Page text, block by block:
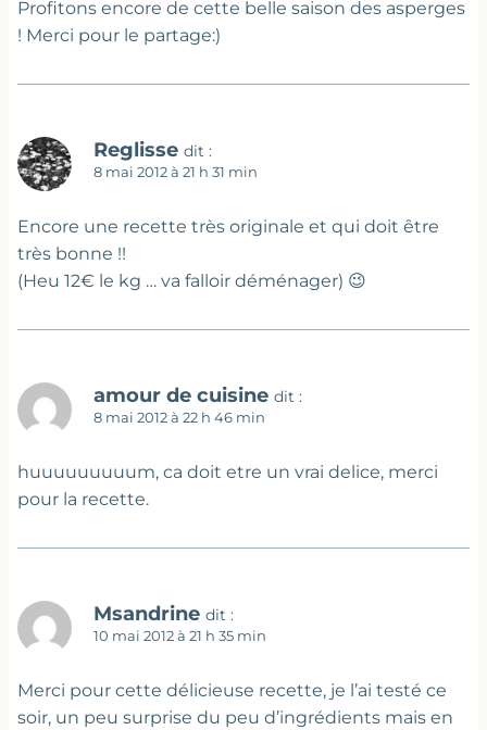
Profitons encore de cette belle saison des asperges
! Merci pour le partage:)
Reglisse dit :
8 mai 2012 à 21 h 31 min
Encore une recette très originale et qui doit être
très bonne !!
(Heu 12€ le kg … va falloir déménager) 😉
amour de cuisine dit :
8 mai 2012 à 22 h 46 min
huuuuuuuuum, ca doit etre un vrai delice, merci
pour la recette.
Msandrine dit :
10 mai 2012 à 21 h 35 min
Merci pour cette délicieuse recette, je l’ai testé ce
soir, un peu surprise du peu d’ingrédients mais en